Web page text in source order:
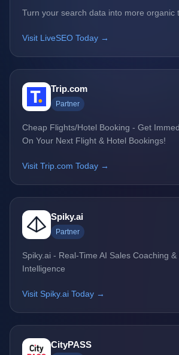
Turn your search data into more organic
Visit LiveSEO Today →
Trip.com
Partner
Cheap Flights/Hotel Booking - Get
On Your Next Flight & Hotel Bookings!
Visit Trip.com Today →
Spiky.ai
Partner
Spiky.ai - Real-Time AI Sales Coaching
Intelligence
Visit Spiky.ai Today →
CityPASS